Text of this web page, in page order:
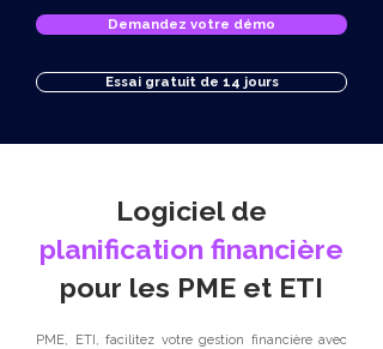
Demandez votre démo
Essai gratuit de 14 jours
Logiciel de
planification financière
pour les PME et ETI
PME, ETI, facilitez votre gestion financière avec